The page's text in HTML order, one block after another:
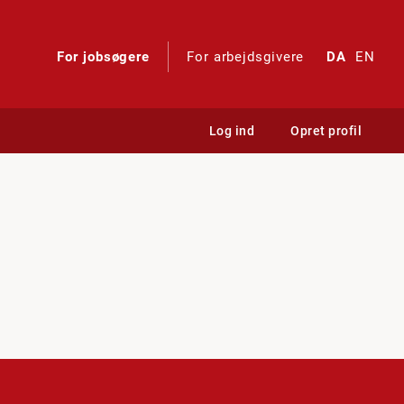
For jobsøgere For arbejdsgivere DA EN
Log ind Opret profil